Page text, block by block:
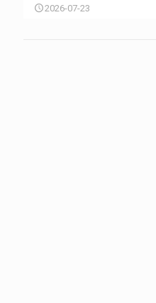
2026-07-23